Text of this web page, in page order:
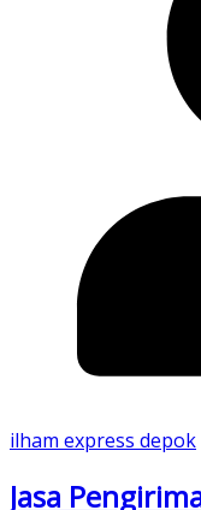
ilham express depok
Jasa